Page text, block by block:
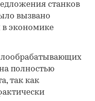
станков
вызвано
экономике
полностью
так как